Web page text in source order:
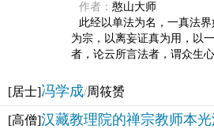
作者： 憨山大师
此经以单法为名，一真法
为宗，以离妄证真为用，以
者，论云所言法者，谓众生
[居士]冯学成/周筱赟
[高僧]汉藏教理院的禅宗教师本